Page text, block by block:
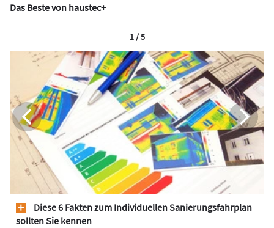
Das Beste von haustec+
Diese 6 Fakten zum Individuellen Sanierungsfahrplan
sollten Sie kennen
1 / 5